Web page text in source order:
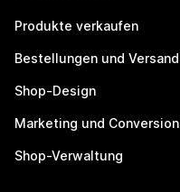
Produkte verkaufen
Bestellungen und Versand
Shop-Design
Marketing und Conversion
Shop-Verwaltung